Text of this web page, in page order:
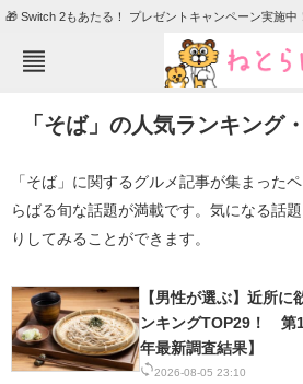
🎁 Switch 2もあたる！ プレゼントキャンペーン実施中！
TOP ニュース
グルメ 地域
動物 リサーチ
会員記事
「そば」の人気ランキング
「そば」に関するグルメ記事が集まった
らばる旬な話題が満載です。気になる話
りしてみることができます。
2026-08-05 23:10
【男性が選ぶ】近所に
ンキングTOP29！ 第
年最新調査結果】